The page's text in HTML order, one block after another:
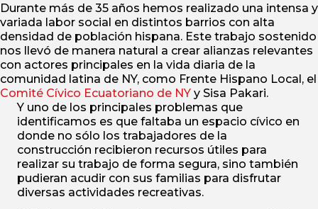
Durante más de 35 años hemos realizado una intensa y
variada labor social en distintos barrios con alta
densidad de población hispana. Este trabajo sostenido
nos llevó de manera natural a crear alianzas relevantes
con actores principales en la vida diaria de la
comunidad latina de NY, como Frente Hispano Local, el
Comité Cívico Ecuatoriano de NY y Sisa Pakari.
Y uno de los principales problemas que
identificamos es que faltaba un espacio cívico en
donde no sólo los trabajadores de la
construcción recibieron recursos útiles para
realizar su trabajo de forma segura, sino también
pudieran acudir con sus familias para disfrutar
diversas actividades recreativas.